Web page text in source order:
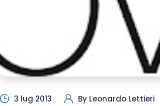
3 lug 2013 By Leonardo Lettieri